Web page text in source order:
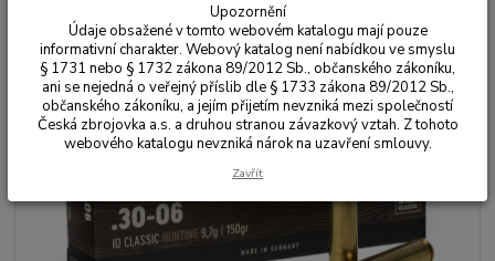
Upozornění
Údaje obsažené v tomto webovém katalogu mají pouze
informativní charakter. Webový katalog není nabídkou ve smyslu
§ 1731 nebo § 1732 zákona 89/2012 Sb., občanského zákoníku,
ani se nejedná o veřejný příslib dle § 1733 zákona 89/2012 Sb.,
občanského zákoníku, a jejím přijetím nevzniká mezi společností
Česká zbrojovka a.s. a druhou stranou závazkový vztah. Z tohoto
webového katalogu nevzniká nárok na uzavření smlouvy.
Zavřít